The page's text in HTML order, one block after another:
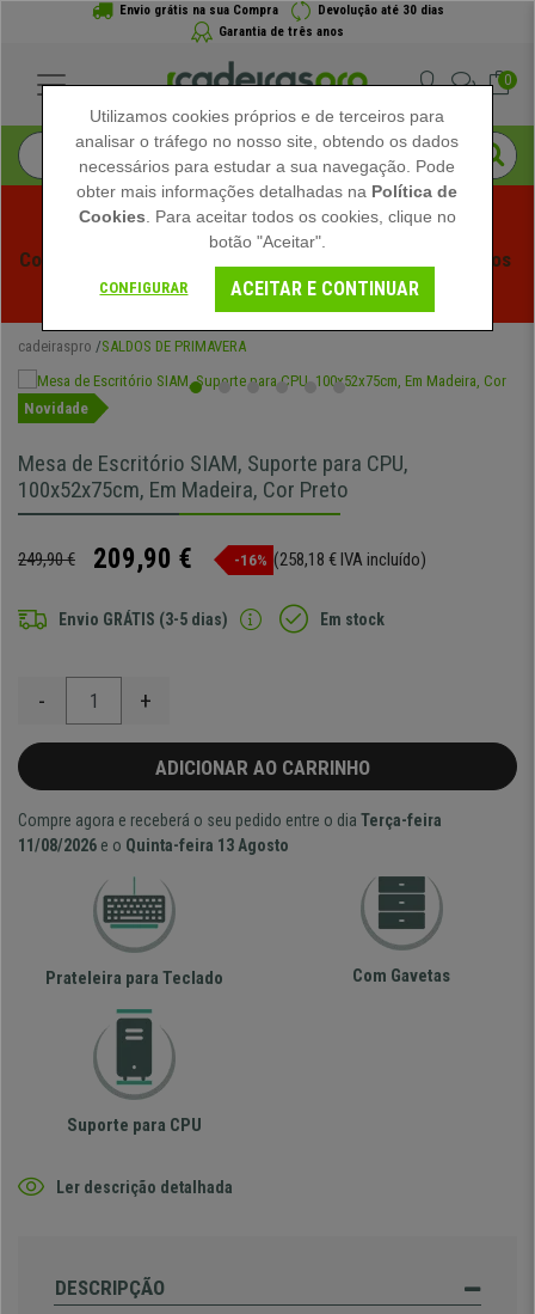
Envio grátis na sua Compra
Devolução até 30 dias
Garantia de três anos
0
Começam os Saldos de Verão em Cadeiraspro! Descontos
Exclusivos por Tempo Limitado - Ver Promoção
cadeiraspro SALDOS DE PRIMAVERA
Novidade
Mesa de Escritório SIAM, Suporte para CPU,
100x52x75cm, Em Madeira, Cor Preto
249,90 € 209,90 € -16% (258,18 € IVA incluído)
Envio GRÁTIS (3-5 dias) Em stock
- +
ADICIONAR AO CARRINHO
Compre agora e receberá o seu pedido entre o dia Terça-feira
11/08/2026 e o Quinta-feira 13 Agosto
Prateleira para Teclado Com Gavetas
Suporte para CPU
Ler descrição detalhada
DESCRIPÇÃO
Utilizamos cookies próprios e de terceiros para
analisar o tráfego no nosso site, obtendo os dados
necessários para estudar a sua navegação. Pode
obter mais informações detalhadas na Política de
Cookies . Para aceitar todos os cookies, clique no
botão "Aceitar".
CONFIGURAR ACEITAR E CONTINUAR